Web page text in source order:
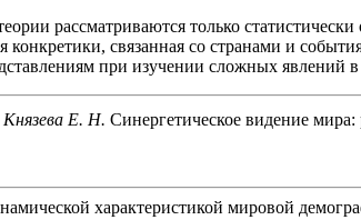
рассматриваются только
конкретики, связанная со странами и
при изучении сложных явлений
Е. Н. Синергетическое видение
характеристикой мировой